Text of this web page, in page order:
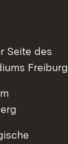
Seite des
Freiburg